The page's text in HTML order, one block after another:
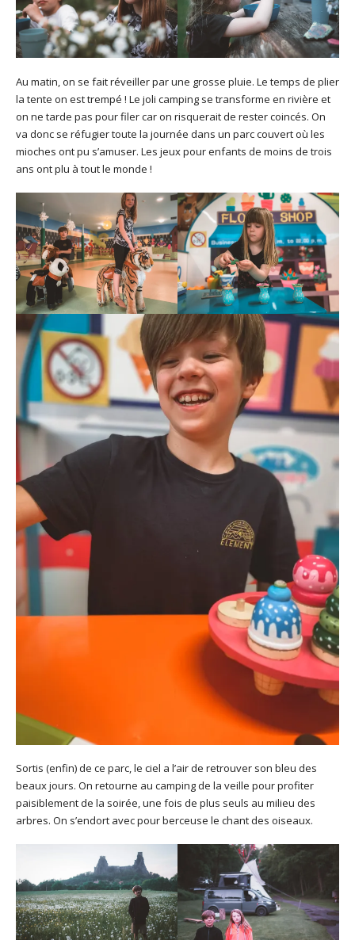
Au matin, on se fait réveiller par une grosse pluie. Le temps de plier
la tente on est trempé ! Le joli camping se transforme en rivière et
on ne tarde pas pour filer car on risquerait de rester coincés. On
va donc se réfugier toute la journée dans un parc couvert où les
mioches ont pu s’amuser. Les jeux pour enfants de moins de trois
ans ont plu à tout le monde !
Sortis (enfin) de ce parc, le ciel a l’air de retrouver son bleu des
beaux jours. On retourne au camping de la veille pour profiter
paisiblement de la soirée, une fois de plus seuls au milieu des
arbres. On s’endort avec pour berceuse le chant des oiseaux.